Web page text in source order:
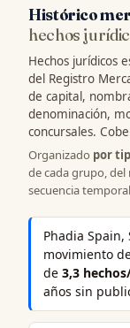
Histórico
hechos
Hechos jurídicos
del Registro
de capital,
denominación,
concursales.
Organizado por
de cada grupo, del
secuencia
Phadia
movimiento
de3,3
años sin